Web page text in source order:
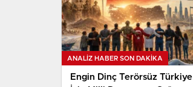
ANALIZ HABER SON DAKİKA
Engin Dinç Terörsüz Türkiye